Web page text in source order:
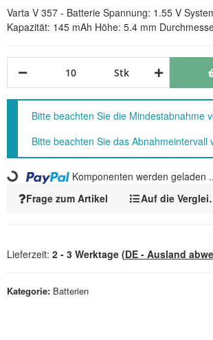
Kategorie Batterien
Varta V 357 - Batterie Spannung: 1.55 V
Kapazität: 145 mAh Höhe: 5.4 mm
Frage zum Artikel Auf die
Stk
x
Bitte beachten Sie die Mindestabnahme
Bitte beachten Sie das Abnahmeintervall
Loading... Komponenten werden geladen
Lieferzeit: 2 - 3 Werktage (DE - Ausland